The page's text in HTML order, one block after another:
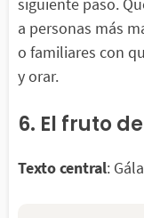
a personas más
o familiares con
y orar.
6. El fruto
Texto central: